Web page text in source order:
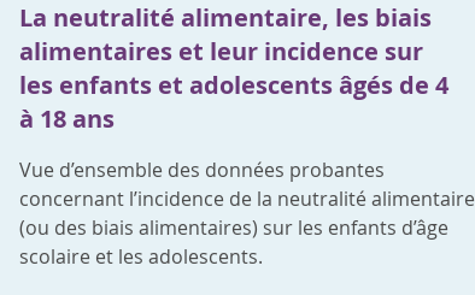
La neutralité alimentaire, les biais
alimentaires et leur incidence sur
les enfants et adolescents âgés de 4
à 18 ans
Vue d’ensemble des données probantes
concernant l’incidence de la neutralité alimentaire
(ou des biais alimentaires) sur les enfants d’âge
scolaire et les adolescents.